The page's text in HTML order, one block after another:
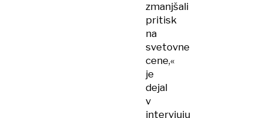
zmanjšali
pritisk
na
svetovne
cene,«
je
dejal
v
intervjuju